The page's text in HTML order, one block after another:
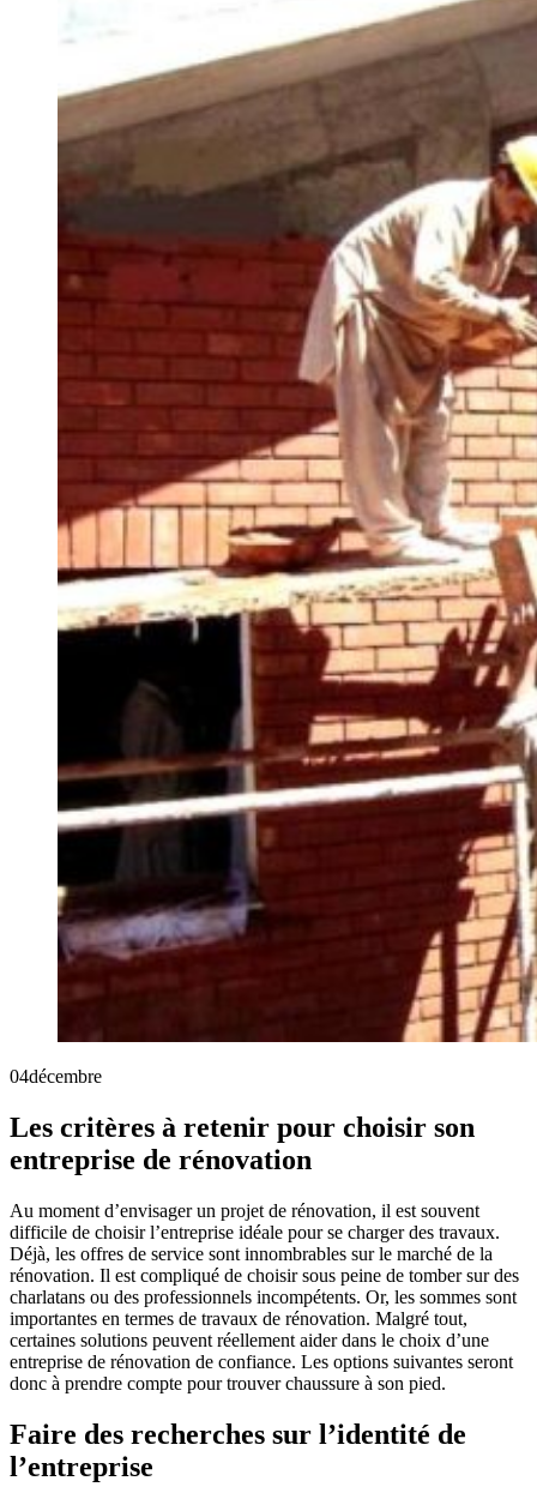
04décembre
Les critères à retenir pour choisir son
entreprise de rénovation
Au moment d’envisager un projet de rénovation, il est souvent
difficile de choisir l’entreprise idéale pour se charger des travaux.
Déjà, les offres de service sont innombrables sur le marché de la
rénovation. Il est compliqué de choisir sous peine de tomber sur des
charlatans ou des professionnels incompétents. Or, les sommes sont
importantes en termes de travaux de rénovation. Malgré tout,
certaines solutions peuvent réellement aider dans le choix d’une
entreprise de rénovation de confiance. Les options suivantes seront
donc à prendre compte pour trouver chaussure à son pied.
Faire des recherches sur l’identité de
l’entreprise